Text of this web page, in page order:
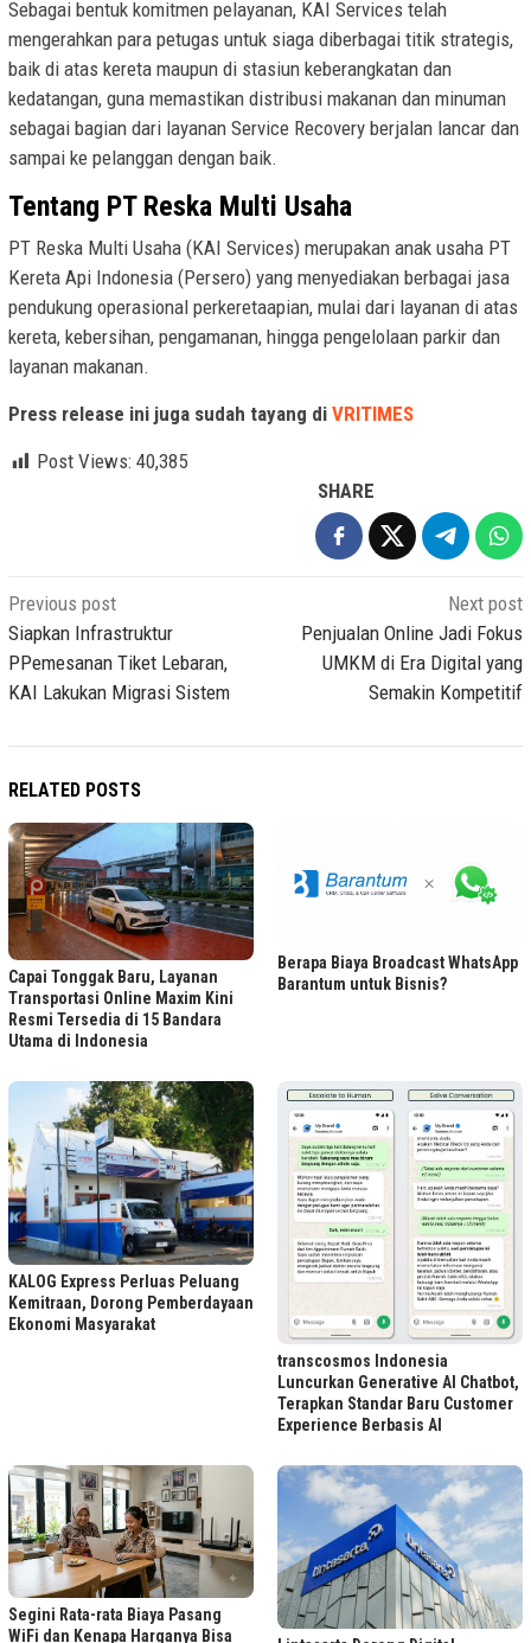
Sebagai bentuk komitmen pelayanan, KAI Services telah
mengerahkan para petugas untuk siaga diberbagai titik strategis,
baik di atas kereta maupun di stasiun keberangkatan dan
kedatangan, guna memastikan distribusi makanan dan minuman
sebagai bagian dari layanan Service Recovery berjalan lancar dan
sampai ke pelanggan dengan baik.
Tentang PT Reska Multi Usaha
PT Reska Multi Usaha (KAI Services) merupakan anak usaha PT
Kereta Api Indonesia (Persero) yang menyediakan berbagai jasa
pendukung operasional perkeretaapian, mulai dari layanan di atas
kereta, kebersihan, pengamanan, hingga pengelolaan parkir dan
layanan makanan.
Press release ini juga sudah tayang di VRITIMES
Post Views: 40,385
SHARE
Post
navigation
Previous post
Siapkan Infrastruktur
PPemesanan Tiket Lebaran,
KAI Lakukan Migrasi Sistem
Next post
Penjualan Online Jadi Fokus
UMKM di Era Digital yang
Semakin Kompetitif
RELATED POSTS
Capai Tonggak Baru, Layanan
Transportasi Online Maxim Kini
Resmi Tersedia di 15 Bandara
Utama di Indonesia
Berapa Biaya Broadcast WhatsApp
Barantum untuk Bisnis?
KALOG Express Perluas Peluang
Kemitraan, Dorong Pemberdayaan
Ekonomi Masyarakat
transcosmos Indonesia
Luncurkan Generative AI Chatbot,
Terapkan Standar Baru Customer
Experience Berbasis AI
Segini Rata-rata Biaya Pasang
WiFi dan Kenapa Harganya Bisa